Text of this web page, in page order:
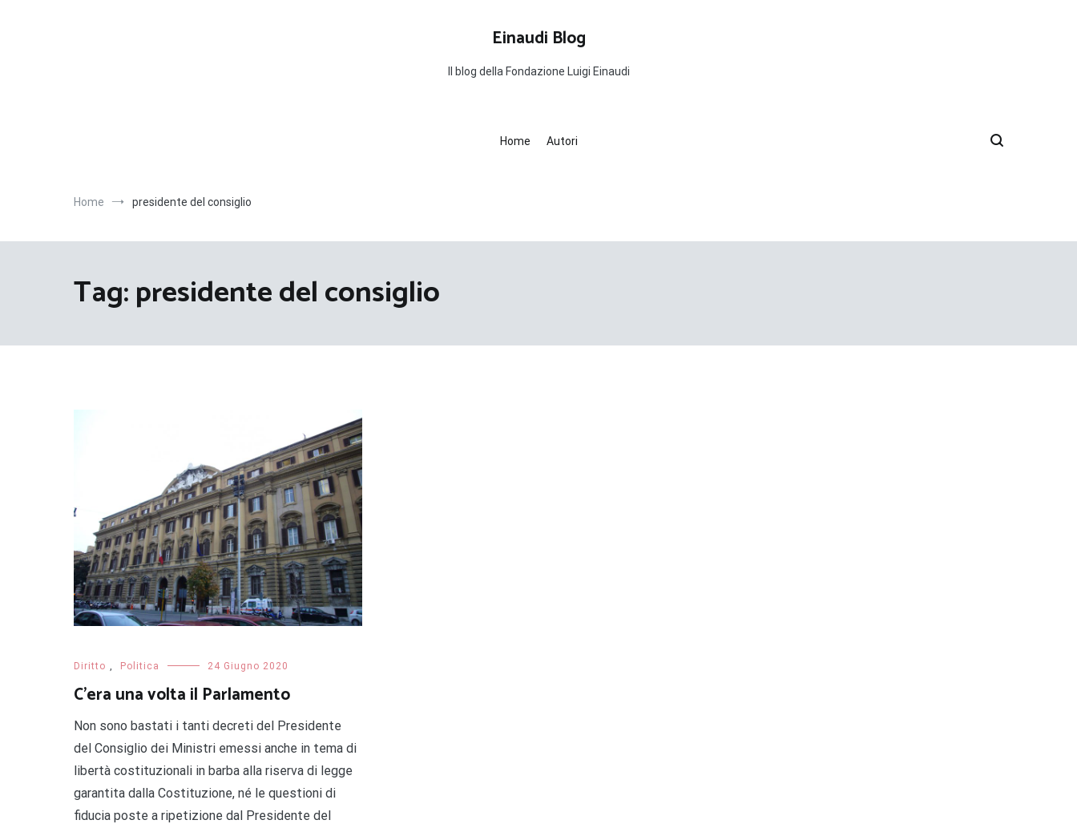
Einaudi Blog
Il blog della Fondazione Luigi Einaudi
Home Autori
Home presidente del consiglio
Tag:presidente del consiglio
Diritto , Politica 24 Giugno 2020
C’era una volta il Parlamento
Non sono bastati i tanti decreti del Presidente
del Consiglio dei Ministri emessi anche in tema di
libertà costituzionali in barba alla riserva di legge
garantita dalla Costituzione, né le questioni di
fiducia poste a ripetizione dal Presidente del